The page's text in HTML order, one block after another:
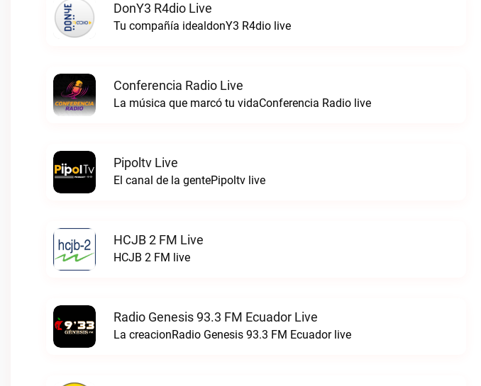
DonY3 R4dio Live
Tu compañía idealdonY3 R4dio live
Conferencia Radio Live
La música que marcó tu vidaConferencia Radio live
Pipoltv Live
El canal de la gentePipoltv live
HCJB 2 FM Live
HCJB 2 FM live
Radio Genesis 93.3 FM Ecuador Live
La creacionRadio Genesis 93.3 FM Ecuador live